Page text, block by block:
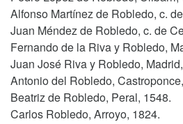
Alfonso Martínez de Robledo, c.
Juan Méndez de Robledo, c. de
Fernando de la Riva y Robledo,
Juan José Riva y Robledo,
Antonio del Robledo,
Beatriz de Robledo, Peral, 1548.
Carlos Robledo, Arroyo, 1824.